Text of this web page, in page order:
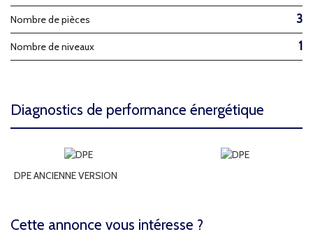
Nombre de pièces 3
Nombre de niveaux 1
diagnostics de performance énergétique
DPE ANCIENNE VERSION
cette annonce vous intéresse ?